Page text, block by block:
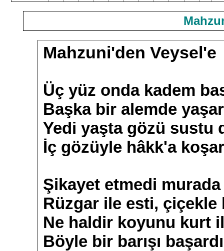
Mahzuni'den Veysel'e
Üç yüz onda kadem
Başka bir alemde
Yedi yaşta gözü sustu
İç gözüyle hâkk'a
Şikayet etmedi
Rüzgar ile esti, çiçekle
Ne haldir koyunu kurt
Böyle bir barışı